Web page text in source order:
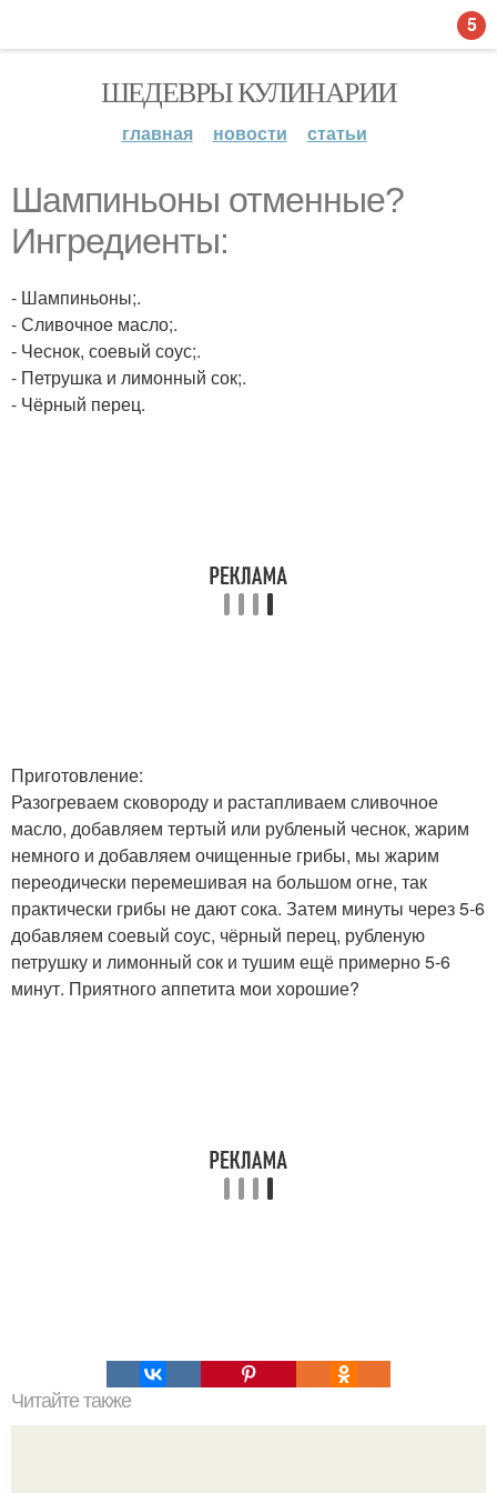
ШЕДЕВРЫ КУЛИНАРИИ
главная новости статьи
Шампиньоны отменные?
Ингредиенты:
- Шампиньоны;.
- Сливочное масло;.
- Чеснок, соевый соус;.
- Петрушка и лимонный сок;.
- Чёрный перец.
Приготовление:
Разогреваем сковороду и растапливаем сливочное
масло, добавляем тертый или рубленый чеснок, жарим
немного и добавляем очищенные грибы, мы жарим
переодически перемешивая на большом огне, так
практически грибы не дают сока. Затем минуты через 5-6
добавляем соевый соус, чёрный перец, рубленую
петрушку и лимонный сок и тушим ещё примерно 5-6
минут. Приятного аппетита мои хорошие?
Читайте также
5